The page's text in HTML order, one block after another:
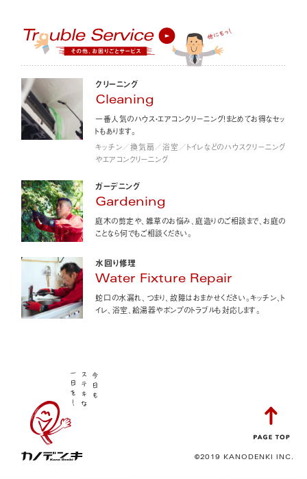
クリーニング
Cleaning
一番人気のハウス・エアコンクリーニング！まとめてお得なセッ
トもあります。
キッチン／換気扇／浴室／トイレなどのハウスクリーニング
やエアコンクリーニング
ガーデニング
Gardening
庭木の剪定や、雑草のお悩み、庭造りのご相談まで、お庭の
ことなら何でもご相談ください。
水回り修理
Water Fixture Repair
蛇口の水漏れ、つまり、故障はおまかせください。キッチン、ト
イレ、浴室、給湯器やポンプのトラブルも対応します。
©2019 KANODENKI INC.